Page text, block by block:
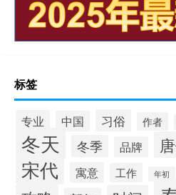
标签
专业 中国 习俗 作者
冬天 冬季 品牌
宋代 寓意 工作 年初